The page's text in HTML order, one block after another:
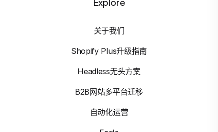
关于我们
Shopify Plus升级指南
Headless无头方案
B2B网站多平台迁移
自动化运营